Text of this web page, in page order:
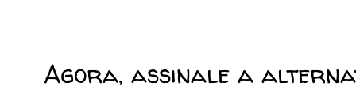
Agora, assinale a